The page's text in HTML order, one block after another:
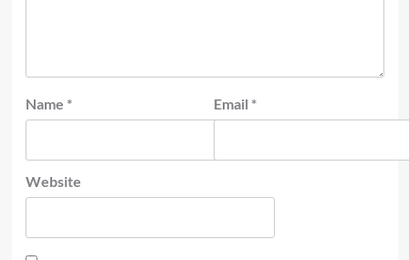
Name * Email *
Website